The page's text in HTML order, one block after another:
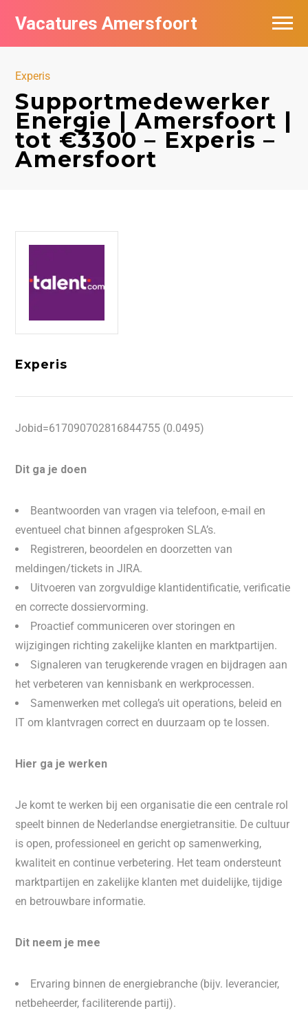
Vacatures Amersfoort
Experis
Supportmedewerker
Energie | Amersfoort |
tot €3300 – Experis –
Amersfoort
Experis
Jobid=617090702816844755 (0.0495)
Dit ga je doen
Beantwoorden van vragen via telefoon, e-mail en
eventueel chat binnen afgesproken SLA’s.
Registreren, beoordelen en doorzetten van
meldingen/tickets in JIRA.
Uitvoeren van zorgvuldige klantidentificatie, verificatie
en correcte dossiervorming.
Proactief communiceren over storingen en
wijzigingen richting zakelijke klanten en marktpartijen.
Signaleren van terugkerende vragen en bijdragen aan
het verbeteren van kennisbank en werkprocessen.
Samenwerken met collega’s uit operations, beleid en
IT om klantvragen correct en duurzaam op te lossen.
Hier ga je werken
Je komt te werken bij een organisatie die een centrale rol
speelt binnen de Nederlandse energietransitie. De cultuur
is open, professioneel en gericht op samenwerking,
kwaliteit en continue verbetering. Het team ondersteunt
marktpartijen en zakelijke klanten met duidelijke, tijdige
en betrouwbare informatie.
Dit neem je mee
Ervaring binnen de energiebranche (bijv. leverancier,
netbeheerder, faciliterende partij).
Vacatures per bedrijf
De populairste vacatures in Amersfoort
Nieuwsbrief feed